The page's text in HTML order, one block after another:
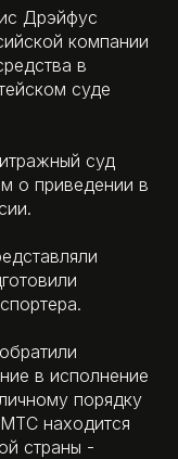
Дрэйфус
компании
в
суде
суд
о приведении в
в исполнение
порядку
находится
страны -